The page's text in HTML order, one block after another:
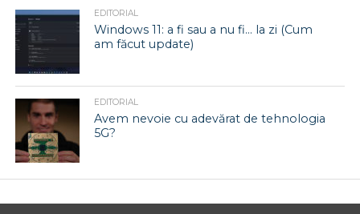
EDITORIAL
Windows 11: a fi sau a nu fi… la zi (Cum
am făcut update)
EDITORIAL
Avem nevoie cu adevărat de tehnologia
5G?